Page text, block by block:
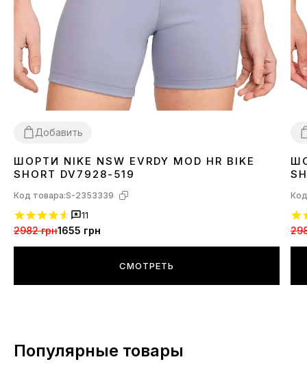
Добавить
XS S M L
ШОРТИ NIKE NSW EVRDY MOD HR BIKE
SHORT DV7928-519
Код товара:S-2353339
11
2982 грн1655 грн
СМОТРЕТЬ
Популярные товары